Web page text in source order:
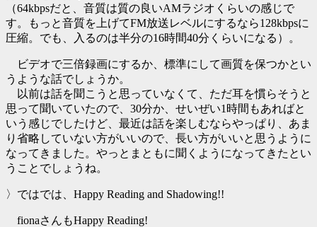
（64kbpsだと、音質は質の良いAMラジオくらいの感じで
す。もっと音質を上げてFM放送レベルにするなら128kbpsに
圧縮。でも、入るのは半分の16時間40分くらいになる）。
ビデオで三倍録画にするか、標準にして画質を保つかとい
うような話でしょうか。
以前は話を聞こうと思っていなくて、ただ耳を慣らそうと
思って聞いていたので、30分か、せいぜい1時間もあればと
いう感じでしたけど、最近は話を楽しむならやっぱり、あま
り省略していない方がいいので、長い方がいいと思うように
なってきました。やっとまともに聞くようになってきたとい
うことでしょうね。
〉ではでは、Happy Reading and Shadowing!!
fionaさんもHappy Reading!